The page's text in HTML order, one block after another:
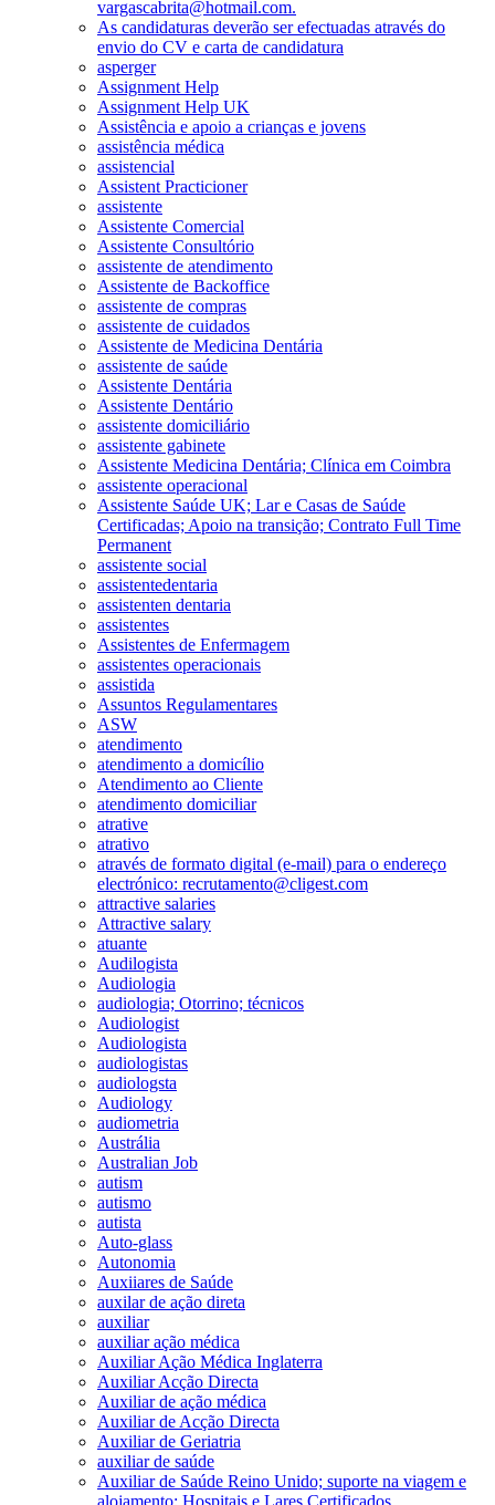
vargascabrita@hotmail.com.
As candidaturas deverão ser efectuadas através do
envio do CV e carta de candidatura
asperger
Assignment Help
Assignment Help UK
Assistência e apoio a crianças e jovens
assistência médica
assistencial
Assistent Practicioner
assistente
Assistente Comercial
Assistente Consultório
assistente de atendimento
Assistente de Backoffice
assistente de compras
assistente de cuidados
Assistente de Medicina Dentária
assistente de saúde
Assistente Dentária
Assistente Dentário
assistente domiciliário
assistente gabinete
Assistente Medicina Dentária; Clínica em Coimbra
assistente operacional
Assistente Saúde UK; Lar e Casas de Saúde
Certificadas; Apoio na transição; Contrato Full Time
Permanent
assistente social
assistentedentaria
assistenten dentaria
assistentes
Assistentes de Enfermagem
assistentes operacionais
assistida
Assuntos Regulamentares
ASW
atendimento
atendimento a domicílio
Atendimento ao Cliente
atendimento domiciliar
atrative
atrativo
através de formato digital (e-mail) para o endereço
electrónico: recrutamento@cligest.com
attractive salaries
Attractive salary
atuante
Audilogista
Audiologia
audiologia; Otorrino; técnicos
Audiologist
Audiologista
audiologistas
audiologsta
Audiology
audiometria
Austrália
Australian Job
autism
autismo
autista
Auto-glass
Autonomia
Auxiiares de Saúde
auxilar de ação direta
auxiliar
auxiliar ação médica
Auxiliar Ação Médica Inglaterra
Auxiliar Acção Directa
Auxiliar de ação médica
Auxiliar de Acção Directa
Auxiliar de Geriatria
auxiliar de saúde
Auxiliar de Saúde Reino Unido; suporte na viagem e
alojamento; Hospitais e Lares Certificados